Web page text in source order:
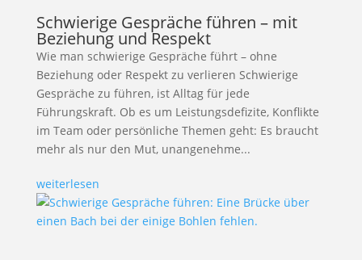
Schwierige Gespräche führen – mit
Beziehung und Respekt
Wie man schwierige Gespräche führt – ohne
Beziehung oder Respekt zu verlieren Schwierige
Gespräche zu führen, ist Alltag für jede
Führungskraft. Ob es um Leistungsdefizite, Konflikte
im Team oder persönliche Themen geht: Es braucht
mehr als nur den Mut, unangenehme...
weiterlesen